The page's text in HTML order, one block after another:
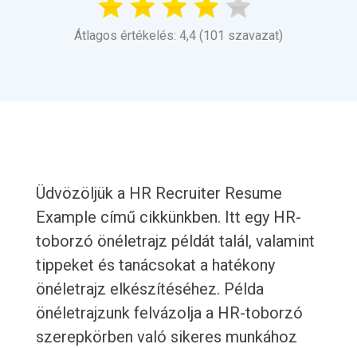
Átlagos értékelés: 4,4 (101 szavazat)
Üdvözöljük a HR Recruiter Resume
Example című cikkünkben. Itt egy HR-
toborzó önéletrajz példát talál, valamint
tippeket és tanácsokat a hatékony
önéletrajz elkészítéséhez. Példa
önéletrajzunk felvázolja a HR-toborzó
szerepkörben való sikeres munkához